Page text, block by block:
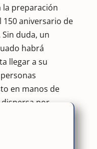
la preparación
aniversario de
duda, un
habrá
llegar a su
en manos de
por
María de